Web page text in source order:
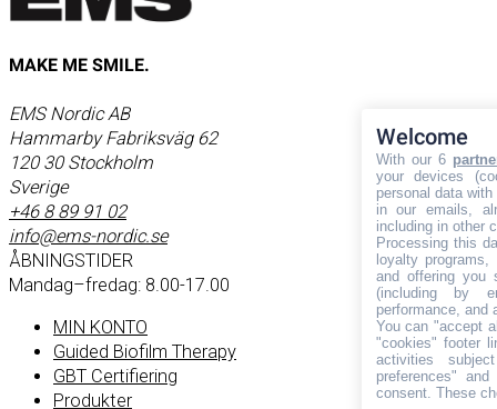
MAKE ME SMILE.
EMS Nordic AB
Hammarby Fabriksväg 62
120 30 Stockholm
Sverige
+46 8 89 91 02
info@ems-nordic.se
ÅBNINGSTIDER
Mandag–fredag: 8.00-17.00
MIN KONTO
Guided Biofilm Therapy
GBT Certifiering
Produkter
Welcome
With our 6
your devices
personal data
in our emails,
including in other
Processing this
loyalty
and offering you
(including by
performance, and
You can "accept
"cookies" footer
activities
preferences"
consent. These